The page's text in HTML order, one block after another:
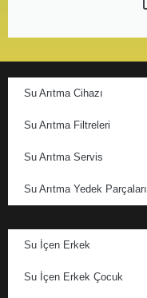
Su Arıtma Cihazı
Su Arıtma Filtreleri
Su Arıtma Servis
Su Arıtma Yedek Parçaları
Su İçen Erkek
Su İçen Erkek Çocuk